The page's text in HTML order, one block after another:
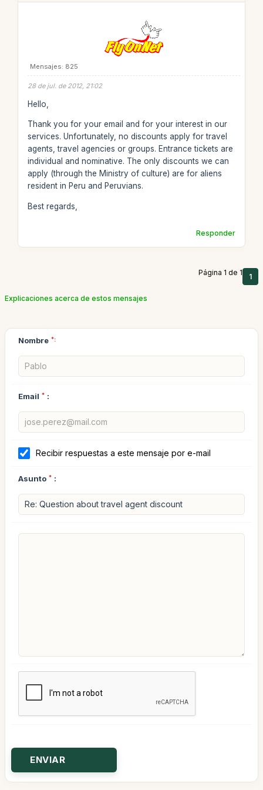
Mensajes: 825
28 de jul. de 2012, 21:02
Hello,
Thank you for your email and for your interest in our
services. Unfortunately, no discounts apply for travel
agents, travel agencies or groups. Entrance tickets are
individual and nominative. The only discounts we can
apply (through the Ministry of culture) are for aliens
resident in Peru and Peruvians.
Best regards,
Responder
Página 1 de 1 1
Explicaciones acerca de estos mensajes
Nombre *:
Email * :
Recibir respuestas a este mensaje por e-mail
Asunto * :